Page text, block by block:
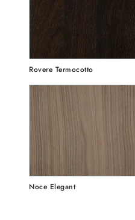
Rovere Termocotto
Noce Elegant